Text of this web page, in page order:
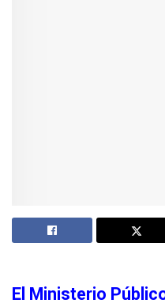
El Ministerio